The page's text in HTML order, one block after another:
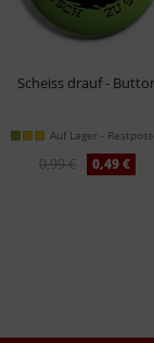
Scheiss drauf -
Auf Lager -
0,99 € 0,49 €